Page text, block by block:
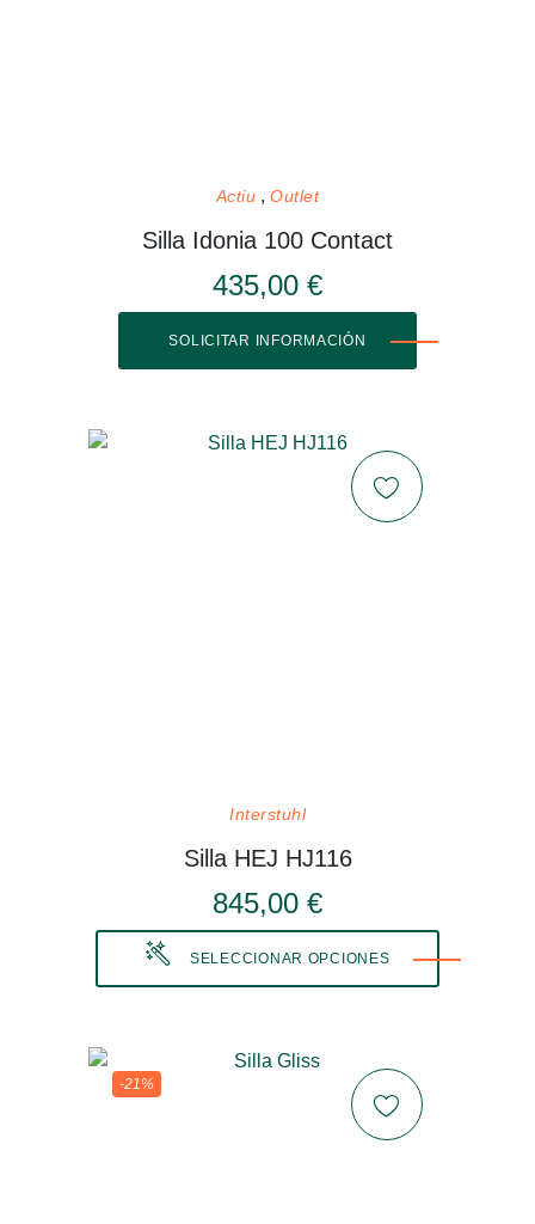
Actiu Outlet
Silla Idonia 100 Contact
435,00 €
SOLICITAR INFORMACIÓN
Interstuhl
Silla HEJ HJ116
845,00 €
SELECCIONAR OPCIONES
-21%